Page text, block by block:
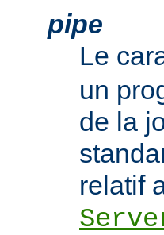
pipe
Le
un
de la
relatif